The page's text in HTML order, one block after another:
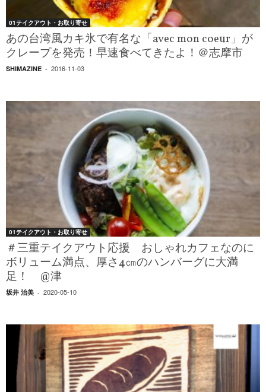
01テイクアウト・お取り寄せ
あの台湾風カキ氷で有名な「avec mon coeur」が
クレープを発売！早速食べてきたよ！＠志摩市
SHIMAZINE - 2016-11-03
01テイクアウト・お取り寄せ
＃三重テイクアウト応援 おしゃれカフェなのに
ボリューム満点、厚さ4㎝のハンバーグに大満
足！ @津
坂井 治美 - 2020-05-10